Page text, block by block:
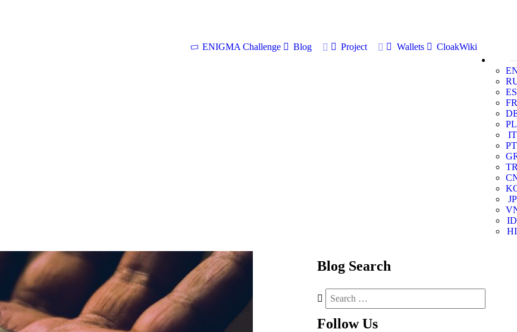
ENIGMA Challenge Blog Project Wallets
CloakWiki
ES
FR
PL
IT
PT
JP
ID
HI
Blog Search
Follow Us